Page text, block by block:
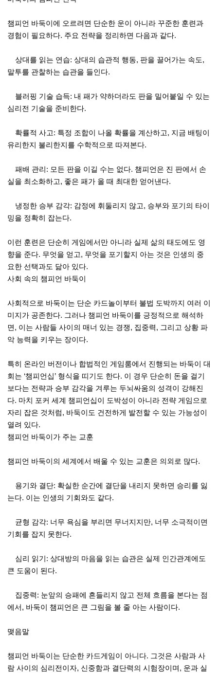
챔피언 바둑이에 오르려면 단순한 운이 아니라 꾸준한 훈련과
경험이 필요하다. 주요 전략을 정리하면 다음과 같다.
상대를 읽는 연습: 상대의 습관적 행동, 판을 끌어가는 속도,
말투를 관찰하는 습관을 들인다.
블러핑 기술 습득: 내 패가 약하더라도 판을 밀어붙일 수 있는
심리전 기술을 준비한다.
확률적 사고: 특정 조합이 나올 확률을 계산하고, 지금 배팅이
유리한지 불리한지를 수학적으로 따져본다.
패배 관리: 모든 판을 이길 수는 없다. 챔피언은 진 판에서 손
실을 최소화하고, 좋은 패가 올 때 최대한 얻어낸다.
냉정한 승부 감각: 감정에 휘둘리지 않고, 승부와 포기의 타이
밍을 정확히 잡는다.
이런 훈련은 단순히 게임에서만 아니라 실제 삶의 태도에도 영
향을 준다. 무엇을 얻고, 무엇을 포기할지 아는 것은 인생의 중
요한 선택과도 닮아 있다.
사회 속의 챔피언 바둑이
사회적으로 바둑이는 단순 카드놀이부터 불법 도박까지 여러 이
미지가 공존한다. 그러나 챔피언 바둑이를 긍정적으로 해석하
면, 이는 사람들 사이의 매너 있는 경쟁, 집중력, 그리고 상황 파
악 능력을 키우는 장이다.
특히 온라인 버전이나 합법적인 게임룸에서 진행되는 바둑이 대
회는 ‘챔피언십’ 형식을 띠기도 한다. 이 경우 단순히 돈을 걸기
보다는 전략과 승부 감각을 겨루는 두뇌싸움의 성격이 강해진
다. 마치 포커 세계 챔피언십이 도박성이 아니라 전략 게임으로
자리 잡은 것처럼, 바둑이도 건전하게 발전할 수 있는 가능성이
열려 있다.
챔피언 바둑이가 주는 교훈
챔피언 바둑이의 세계에서 배울 수 있는 교훈은 의외로 많다.
용기와 결단: 확실한 순간에 결단을 내리지 못하면 승리를 잃
는다. 이는 인생의 기회와도 같다.
균형 감각: 너무 욕심을 부리면 무너지지만, 너무 소극적이면
기회를 잡지 못한다.
심리 읽기: 상대방의 마음을 읽는 습관은 실제 인간관계에도
큰 도움이 된다.
집중력: 눈앞의 승패에 흔들리지 않고 전체 흐름을 본다는 점
에서, 바둑이 챔피언은 큰 그림을 볼 줄 아는 사람이다.
맺음말
챔피언 바둑이는 단순한 카드게임이 아니다. 그것은 사람과 사
람 사이의 심리전이자, 신중함과 결단력의 시험장이며, 운과 실